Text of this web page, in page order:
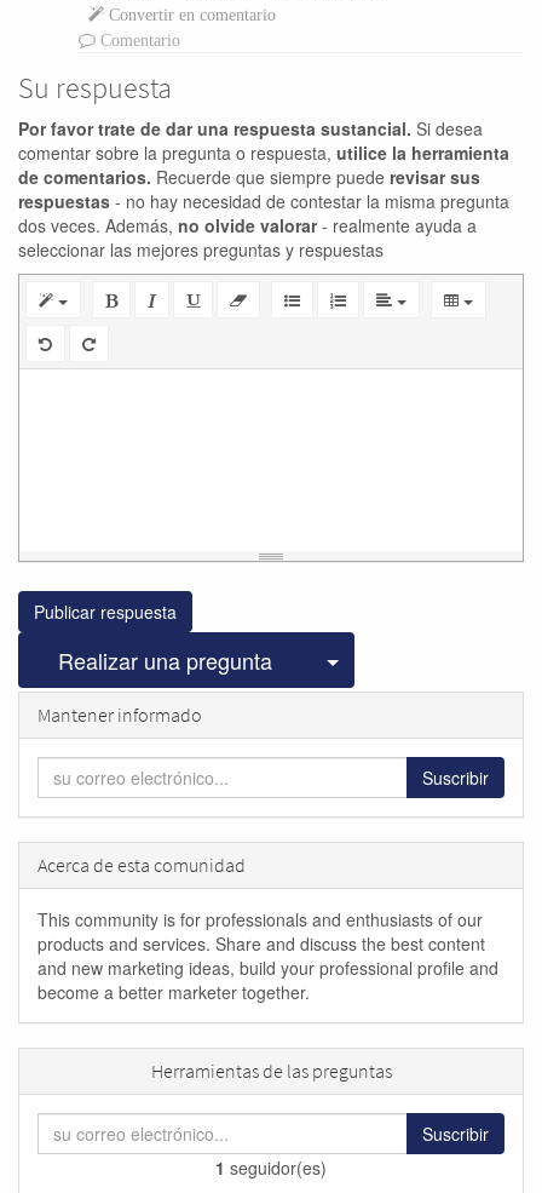
Convertir en comentario
Comentario
Su respuesta
Por favor trate de dar una respuesta sustancial. Si desea
comentar sobre la pregunta o respuesta, utilice la herramienta
de comentarios. Recuerde que siempre puede revisar sus
respuestas - no hay necesidad de contestar la misma pregunta
dos veces. Además, no olvide valorar- realmente ayuda a
seleccionar las mejores preguntas y respuestas
Publicar respuesta
Realizar una pregunta Seleccionar
Mantener informado
Suscribir
Acerca de esta comunidad
This community is for professionals and enthusiasts of our
products and services. Share and discuss the best content
and new marketing ideas, build your professional profile and
become a better marketer together.
Herramientas de las preguntas
Suscribir
1 seguidor(es)